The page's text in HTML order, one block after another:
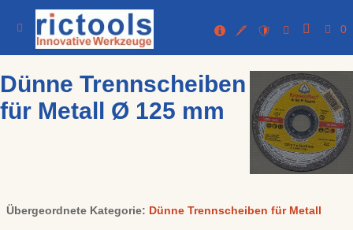
0
Dünne Trennscheiben
für Metall Ø 125 mm
Übergeordnete Kategorie: Dünne Trennscheiben für Metall